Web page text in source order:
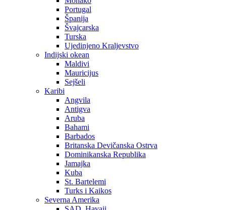
Portugal
Španija
Švajcarska
Turska
Ujedinjeno Kraljevstvo
Indijski okean
Maldivi
Mauricijus
Sejšeli
Karibi
Angvila
Antigva
Aruba
Bahami
Barbados
Britanska Devičanska Ostrva
Dominikanska Republika
Jamajka
Kuba
St. Bartelemi
Turks i Kaikos
Severna Amerika